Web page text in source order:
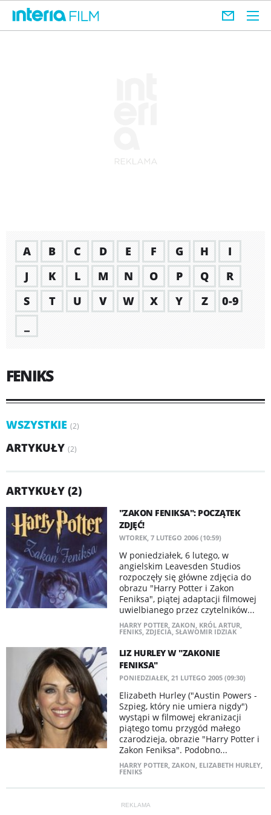
A B C D E F G H
I
J
K L M N O P Q
R
S
T U V W X Y Z
0-9
FENIKS
WSZYSTKIE (2)
ARTYKUŁY (2)
ARTYKUŁY (2)
"ZAKON FENIKSA": POCZĄTEK
ZDJĘĆ!
WTOREK, 7 LUTEGO 2006 (10:59)
W poniedziałek, 6 lutego, w
angielskim Leavesden Studios
rozpoczęły się główne zdjęcia do
obrazu "Harry Potter i Zakon
Feniksa", piątej adaptacji filmowej
uwielbianego przez czytelników...
HARRY POTTER, ZAKON, KRÓL ARTUR,
FENIKS, ZDJECIA, SŁAWOMIR IDZIAK
LIZ HURLEY W "ZAKONIE
FENIKSA"
PONIEDZIAŁEK, 21 LUTEGO 2005 (09:30)
Elizabeth Hurley ("Austin Powers -
Szpieg, który nie umiera nigdy")
wystąpi w filmowej ekranizacji
piątego tomu przygód małego
czarodzieja, obrazie "Harry Potter i
Zakon Feniksa". Podobno...
HARRY POTTER, ZAKON, ELIZABETH HURLEY,
FENIKS
REKLAMA